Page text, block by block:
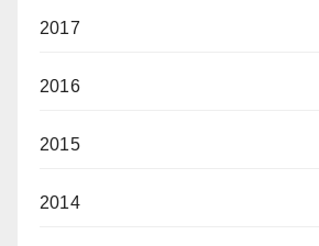
2017
2016
2015
2014